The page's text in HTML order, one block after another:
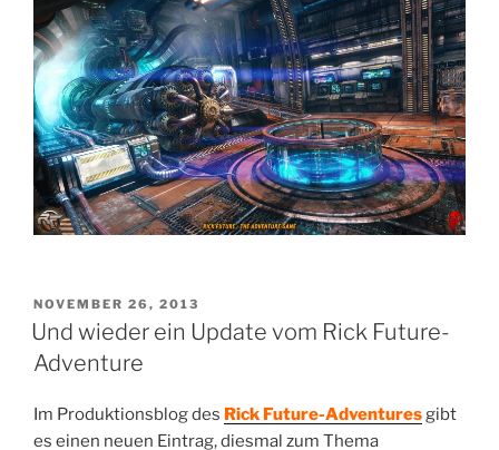
VERÖFFENTLICHT
AM
NOVEMBER 26, 2013
Und wieder ein Update vom Rick Future-
Adventure
Im Produktionsblog des Rick Future-Adventuresgibt
es einen neuen Eintrag, diesmal zum Thema